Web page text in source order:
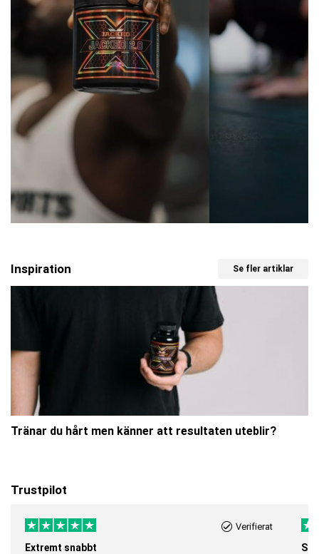
Inspiration Se fler artiklar
Tränar du hårt men känner att resultaten uteblir?
Trustpilot
Verifierat
Extremt snabbt